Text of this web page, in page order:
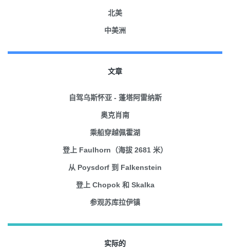
北美
中美洲
文章
自驾乌斯怀亚 - 蓬塔阿雷纳斯
奥克肖南
乘船穿越佩霍湖
登上 Faulhorn（海拔 2681 米）
从 Poysdorf 到 Falkenstein
登上 Chopok 和 Skalka
参观苏库拉伊镇
实际的